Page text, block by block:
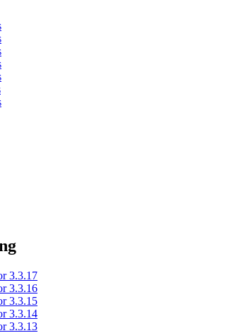
3.3.17
3.3.16
3.3.15
3.3.14
3.3.13